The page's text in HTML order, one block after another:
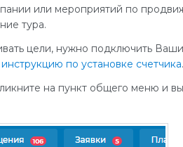
или мероприятий по
тура.
цели, нужно подключить
по установке счетчика
на пункт общего меню и